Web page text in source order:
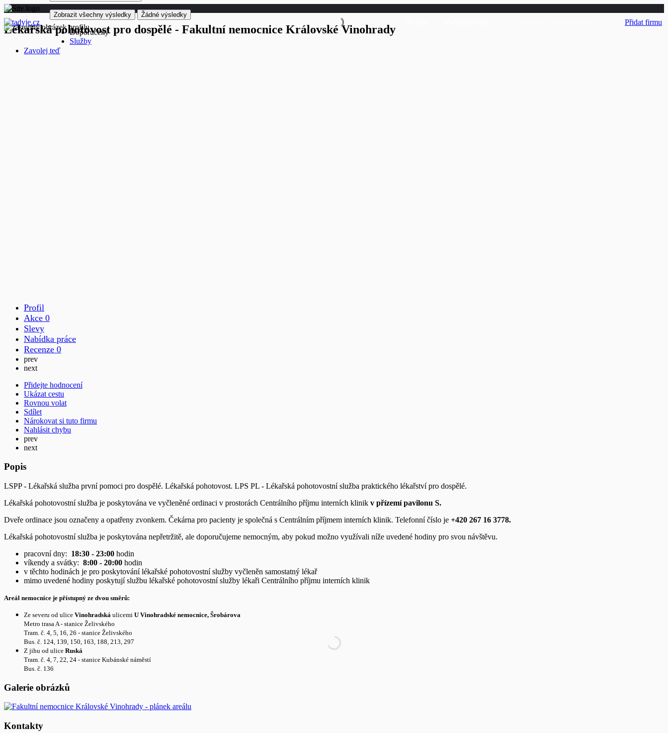
Zobrazit všechny výsledky Žádné výsledky
Doporučený
Služby
Přidat firmu
Lékařská pohotovost pro dospělé - Fakultní nemocnice Královské Vinohrady
Zavolej teď
Profil
Akce 0
Slevy
Nabídka práce
Recenze 0
prev
next
Přidejte hodnocení
Ukázat cestu
Rovnou volat
Sdílet
Nárokovat si tuto firmu
Nahlásit chybu
prev
next
Popis
LSPP - Lékařská služba první pomoci pro dospělé. Lékařská pohotovost. LPS PL - Lékařská pohotovostní služba praktického lékařství pro dospělé.
Lékařská pohotovostní služba je poskytována ve vyčleněné ordinaci v prostorách Centrálního příjmu interních klinik v přízemí pavilonu S.
Dveře ordinace jsou označeny a opatřeny zvonkem. Čekárna pro pacienty je společná s Centrálním příjmem interních klinik. Telefonní číslo je +420 267 16 3778.
Lékařská pohotovostní služba je poskytována nepřetržitě, ale doporučujeme nemocným, aby pokud možno využívali níže uvedené hodiny pro svou návštěvu.
pracovní dny: 18:30 - 23:00 hodin
víkendy a svátky: 8:00 - 20:00 hodin
v těchto hodinách je pro poskytování lékařské pohotovostní služby vyčleněn samostatný lékař
mimo uvedené hodiny poskytují službu lékařské pohotovostní služby lékaři Centrálního příjmu interních klinik
Areál nemocnice je přístupný ze dvou směrů:
Ze severu od ulice Vinohradská ulicemi U Vinohradské nemocnice, Šrobárova
Metro trasa A - stanice Želivského
Tram. č. 4, 5, 16, 26 - stanice Želivského
Bus. č. 124, 139, 150, 163, 188, 213, 297
Z jihu od ulice Ruská
Tram. č. 4, 7, 22, 24 - stanice Kubánské náměstí
Bus. č. 136
Galerie obrázků
Kontakty